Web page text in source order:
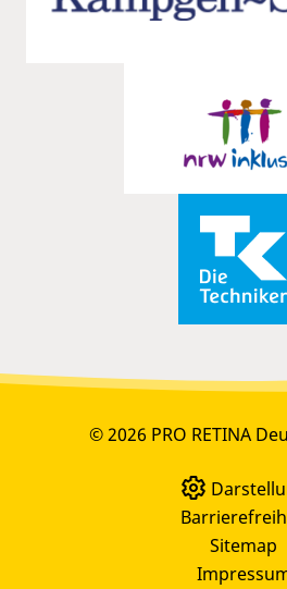
© 2026 PRO RETINA
Sitemap